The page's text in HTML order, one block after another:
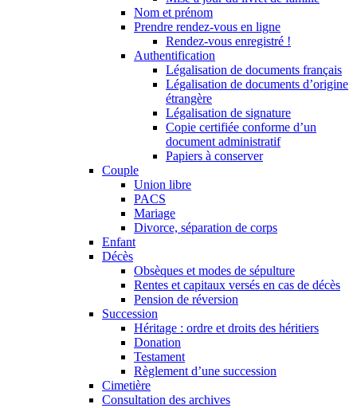
Nom et prénom
Prendre rendez-vous en ligne
Rendez-vous enregistré !
Authentification
Légalisation de documents français
Légalisation de documents d’origine
étrangère
Légalisation de signature
Copie certifiée conforme d’un
document administratif
Papiers à conserver
Couple
Union libre
PACS
Mariage
Divorce, séparation de corps
Enfant
Décès
Obsèques et modes de sépulture
Rentes et capitaux versés en cas de décès
Pension de réversion
Succession
Héritage : ordre et droits des héritiers
Donation
Testament
Règlement d’une succession
Cimetière
Consultation des archives